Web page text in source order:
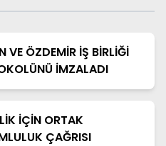
VE ÖZDEMİR İŞ BİRLİĞİ
İMZALADI
İÇİN ORTAK
ÇAĞRISI